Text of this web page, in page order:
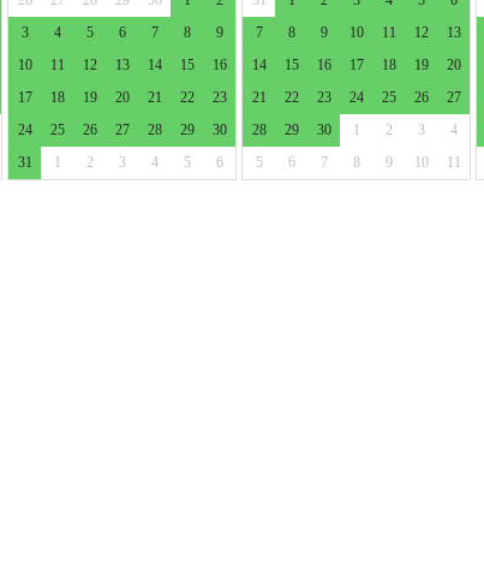
3
4 5 6 7 8
9
10
11 12 13 14 15
16
17
18 19 20 21 22
23
24
25 26 27 28 29
30
31
1 2 3 4 5 6
7
8 9 10 11 12
13
14
15 16 17 18 19
20
21
22 23 24 25 26
27
28
29 30 1 2 3
4
5
6 7 8 9 10 11